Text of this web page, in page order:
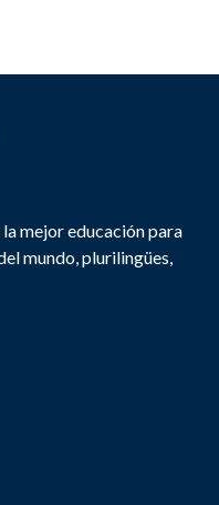
mejor educación para
mundo, plurilingües,